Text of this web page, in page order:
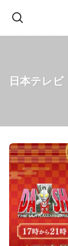
日本テレビ